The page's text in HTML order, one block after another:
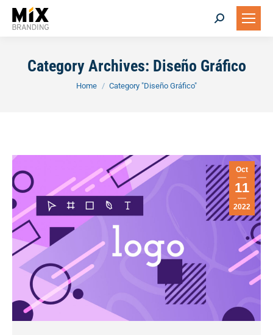
Search:
Category Archives: Diseño Gráfico
You are here:
Home Category "Diseño Gráfico"
Oct
11
2022